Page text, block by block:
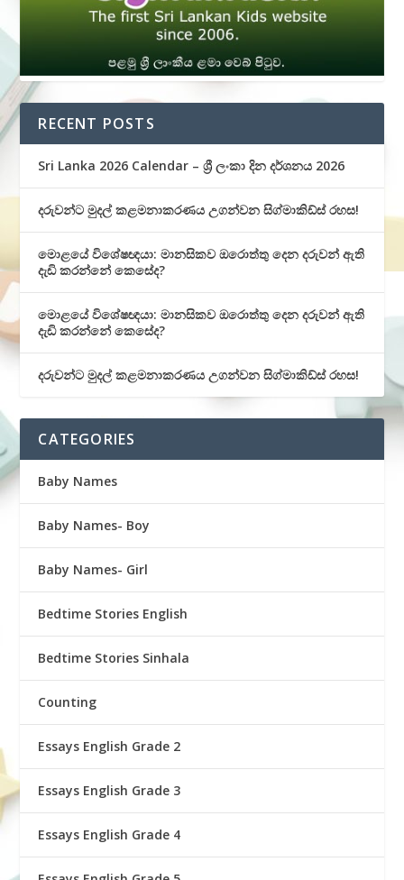
RECENT POSTS
Sri Lanka 2026 Calendar – ශ්‍රී ලංකා දින දර්ශනය 2026
දරුවන්ට මුදල් කළමනාකරණය උගන්වන සිග්මාකිඩ්ස් රහස!
මොළයේ විශේෂඥයා: මානසිකව ඔරොත්තු දෙන දරුවන් ඇති
දැඩි කරන්නේ කෙසේද?
මොළයේ විශේෂඥයා: මානසිකව ඔරොත්තු දෙන දරුවන් ඇති
දැඩි කරන්නේ කෙසේද?
දරුවන්ට මුදල් කළමනාකරණය උගන්වන සිග්මාකිඩ්ස් රහස!
CATEGORIES
Baby Names
Baby Names- Boy
Baby Names- Girl
Bedtime Stories English
Bedtime Stories Sinhala
Counting
Essays English Grade 2
Essays English Grade 3
Essays English Grade 4